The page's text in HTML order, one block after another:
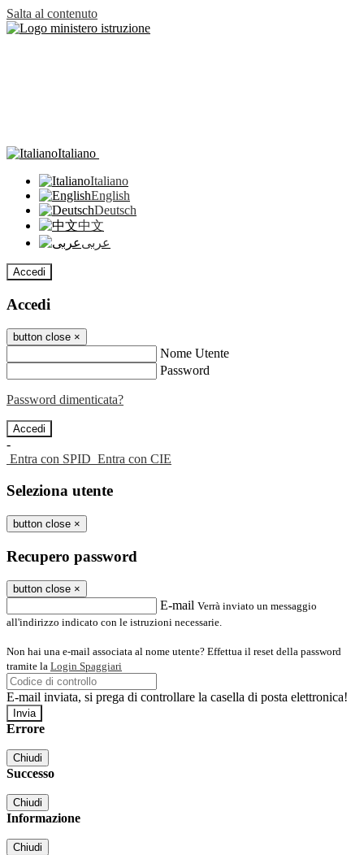
Salta al contenuto
Italiano
Italiano
English
Deutsch
中文
عربى
Accedi
Accedi
button close ×
Nome Utente
Password
Password dimenticata?
-
Entra con SPID Entra con CIE
Seleziona utente
button close ×
Recupero password
button close ×
E-mail Verrà inviato un messaggio
all'indirizzo indicato con le istruzioni necessarie.
Non hai una e-mail associata al nome utente? Effettua il reset della password
tramite la Login Spaggiari
E-mail inviata, si prega di controllare la casella di posta elettronica!
Errore
Chiudi
Successo
Chiudi
Informazione
Chiudi